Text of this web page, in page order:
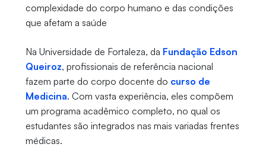
complexidade do corpo humano e das condições
que afetam a saúde
Na Universidade de Fortaleza, da Fundação Edson
Queiroz, profissionais de referência nacional
fazem parte do corpo docente do curso de
Medicina. Com vasta experiência, eles compõem
um programa acadêmico completo, no qual os
estudantes são integrados nas mais variadas frentes
médicas.